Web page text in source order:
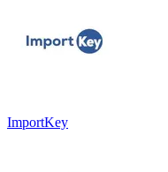
ImportKey